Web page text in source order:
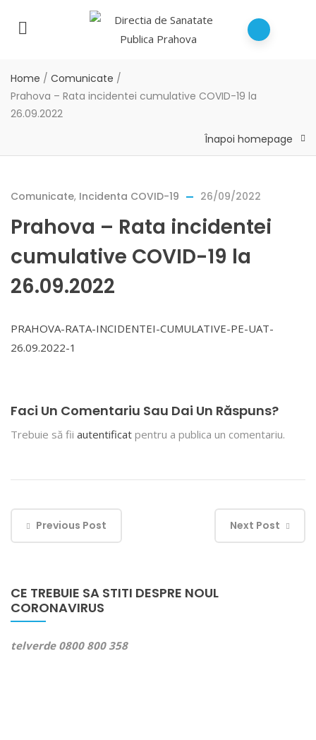
Home / Comunicate /
Prahova – Rata incidentei cumulative COVID-19 la
26.09.2022
Înapoi homepage
Comunicate, Incidenta COVID-19 26/09/2022
Prahova – Rata incidentei
cumulative COVID-19 la
26.09.2022
PRAHOVA-RATA-INCIDENTEI-CUMULATIVE-PE-UAT-
26.09.2022-1
Faci Un Comentariu Sau Dai Un Răspuns?
Trebuie să fii autentificat pentru a publica un comentariu.
Previous Post Next Post
CE TREBUIE SA STITI DESPRE NOUL
CORONAVIRUS
telverde 0800 800 358